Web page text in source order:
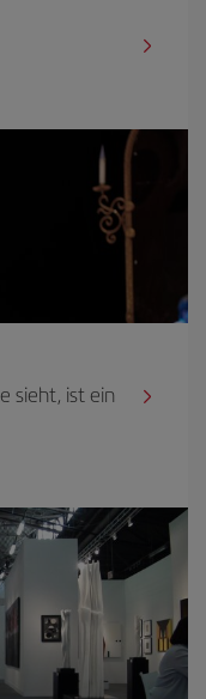
sieht, ist ein